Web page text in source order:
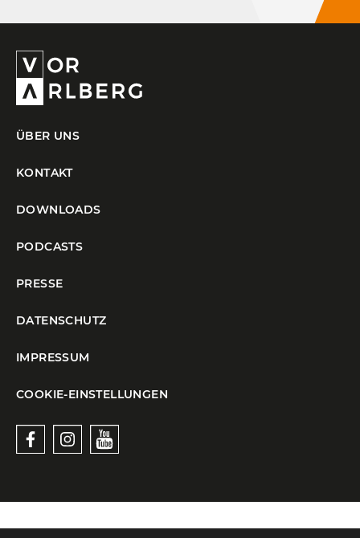
ÜBER UNS
KONTAKT
DOWNLOADS
PODCASTS
PRESSE
DATENSCHUTZ
IMPRESSUM
COOKIE-EINSTELLUNGEN